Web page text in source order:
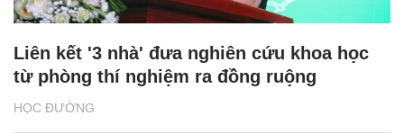
HỌC ĐƯỜNG
Liên kết '3 nhà' đưa nghiên cứu khoa học
từ phòng thí nghiệm ra đồng ruộng